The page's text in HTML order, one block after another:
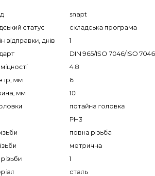
snapt
статус
складська програма
відправки, днів
1
DIN 965/ISO 7046/ISO
4.8
мм
6
мм
10
потайна головка
PH3
повна різьба
метрична
1
сталь